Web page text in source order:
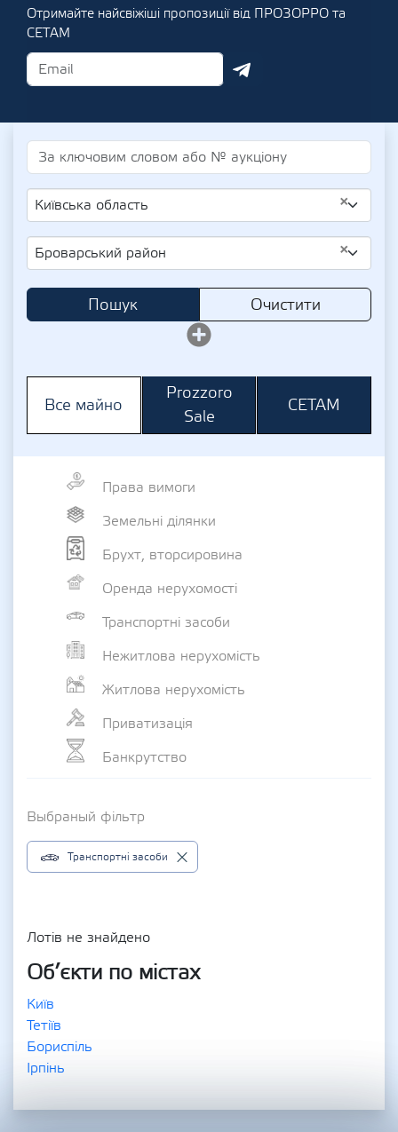
Отримайте найсвіжіші пропозиції від ПРОЗОРРО та
СЕТАМ
×
Київська область
×
Броварський район
Пошук Очистити
Все майно
Prozzoro
Sale
СЕТАМ
Права вимоги
Земельні ділянки
Брухт, вторсировина
Оренда нерухомості
Транспортні засоби
Нежитлова нерухомість
Житлова нерухомість
Приватизація
Банкрутство
Выбраный фільтр
Транспортні засоби
Лотів не знайдено
Об’єкти по містах
Київ
Тетіїв
Бориспіль
Ірпінь